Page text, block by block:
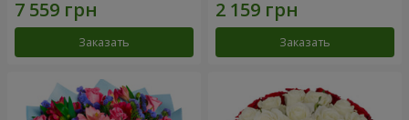
Заказать Заказать